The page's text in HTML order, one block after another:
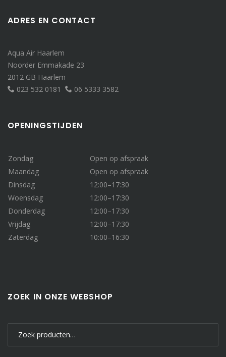
ADRES EN CONTACT
Aqua Air Haarlem
Noorder Emmakade 23
2012 GB Haarlem
023 532 0181
06 5333 3582
OPENINGSTIJDEN
Zondag
Open op afspraak
Maandag
Open op afspraak
Dinsdag
12:00–17:30
Woensdag
12:00–17:30
Donderdag
12:00–17:30
Vrijdag
12:00–17:30
Zaterdag
10:00–16:30
ZOEK IN ONZE WEBSHOP